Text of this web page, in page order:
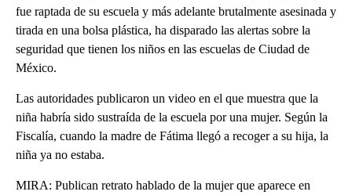
fue raptada de su escuela y más adelante brutalmente asesinada y
tirada en una bolsa plástica, ha disparado las alertas sobre la
seguridad que tienen los niños en las escuelas de Ciudad de
México.
Las autoridades publicaron un video en el que muestra que la
niña habría sido sustraída de la escuela por una mujer. Según la
Fiscalía, cuando la madre de Fátima llegó a recoger a su hija, la
niña ya no estaba.
MIRA: Publican retrato hablado de la mujer que aparece en